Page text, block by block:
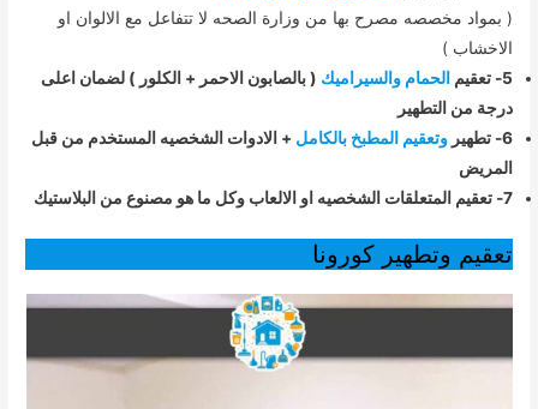
( بمواد مخصصه مصرح بها من وزارة الصحه لا تتفاعل مع الالوان او
الاخشاب )
5- تعقيم
الحمام والسيراميك ( بالصابون الاحمر + الكلور ) لضمان اعلى
درجة من التطهير
6- تطهير
وتعقيم المطبخ بالكامل + الادوات الشخصيه المستخدم من قبل
المريض
7- تعقيم المتعلقات الشخصيه او الالعاب وكل ما هو مصنوع من البلاستيك
تعقيم وتطهير كورونا